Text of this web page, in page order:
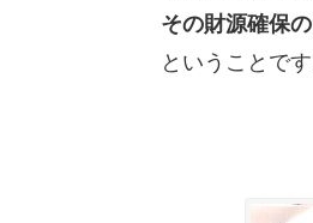
その財源確保
ということです